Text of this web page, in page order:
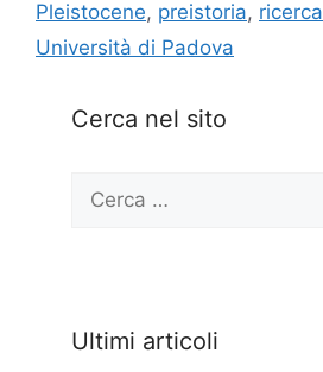
Pleistocene, preistoria, ricerca
Università di Padova
Cerca nel sito
Ricerca
Ultimi articoli